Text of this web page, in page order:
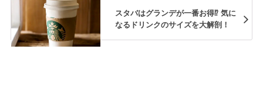
スタバはグランデが一番お得⁉︎ 気に
なるドリンクのサイズを大解剖！